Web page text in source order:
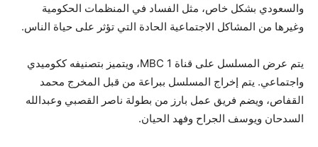
والسعودي بشكل خاص، مثل الفساد في المنظمات الحكومية
وغيرها من المشاكل الاجتماعية الحادة التي تؤثر على حياة الناس.
يتم عرض المسلسل على قناة MBC 1، ويتميز بتصنيفه ككوميدي
واجتماعي. يتم إخراج المسلسل ببراعة من قبل المخرج محمد
القفاص، ويضم فريق عمل بارز من بطولة ناصر القصبي وعبدالله
السدحان ويوسف الجراح وفهد الحيان.